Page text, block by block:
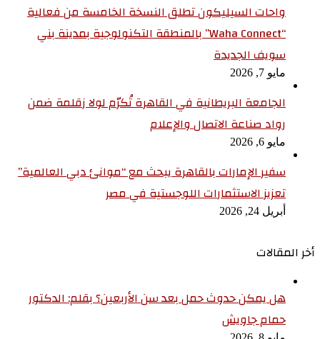
واحات السيليكون تطلق النسخة الخامسة من فعالية
“Waha Connect” بالمنطقة التكنولوجية بمدينة بني
سويف الجديدة
مايو 7, 2026
الجامعة البريطانية في القاهرة تُكرّم لولا زقلمة ضمن
رواد صناعة الاتصال والإعلام
مايو 6, 2026
سفير الإمارات بالقاهرة يبحث مع “موانئ دبي العالمية”
تعزيز الاستثمارات اللوجستية في مصر
أبريل 24, 2026
أخر المقالات
هل يمكن حدوث حمل بعد سن الأربعين؟ بقلم: الدكتور
حمام جاويش